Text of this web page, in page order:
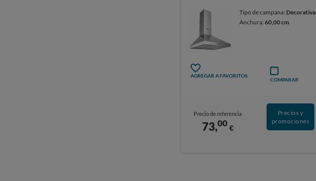
Tipo de campana: Decorativa
Anchura:60,00 cm
AGREGAR A FAVORITOS
COMPARAR
Precio de referencia
73,00 €
Precios y
promociones